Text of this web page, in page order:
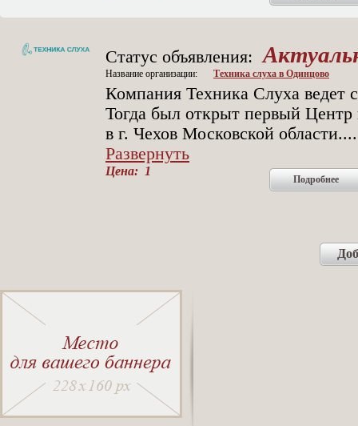
Статус объявления:
Название организации: Техника слуха в Одинцово
Компания Техника Слуха ведет
Тогда был открыт первый Центр
в г. Чехов Московской области....
Развернуть
Цена: 1
Подробнее